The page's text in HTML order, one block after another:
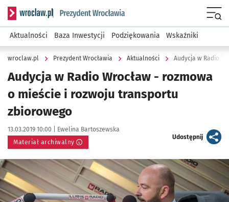
Serwis informacyjny wroclaw.pl podserwis: Prezydent
Aktualności Baza Inwestycji Podziękowania Wskaźniki
wroclaw.pl Prezydent Wrocławia Aktualności Audycja w Radio
Audycja w Radio Wrocław - rozmowa
o mieście i rozwoju transportu
zbiorowego
Data publikacji:
13.03.2019 10:00 | Autor:
Ewelina Bartoszewska
Materiał archiwalny
Udostępnijartykuł
Kliknij, aby powiększyć